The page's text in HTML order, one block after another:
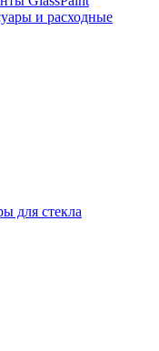
и расходные
для стекла